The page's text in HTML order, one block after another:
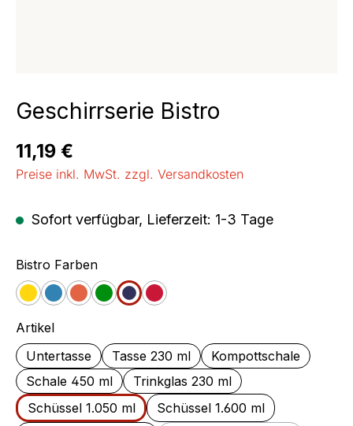
Geschirrserie Bistro
Regulärer Preis:
11,19 €
Preise inkl. MwSt. zzgl. Versandkosten
Sofort verfügbar, Lieferzeit: 1-3 Tage
Bistro Farbenauswählen
GelbBlauOrange
GrünJeansCherry
Artikelauswählen
Untertasse
Tasse 230 ml
Kompottschale
Schale 450 ml
Trinkglas 230 ml
Schüssel 1.050 ml
Schüssel 1.600 ml